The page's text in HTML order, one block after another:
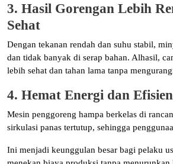
3. Hasil Gorengan Lebih
Sehat
Dengan tekanan rendah dan suhu stabil,
dan tidak banyak di serap bahan. Alhasil,
lebih sehat dan tahan lama tanpa
4. Hemat Energi dan Efisien
Mesin penggoreng hampa berkelas di
sirkulasi panas tertutup, sehingga
Ini menjadi keunggulan besar bagi pelaku